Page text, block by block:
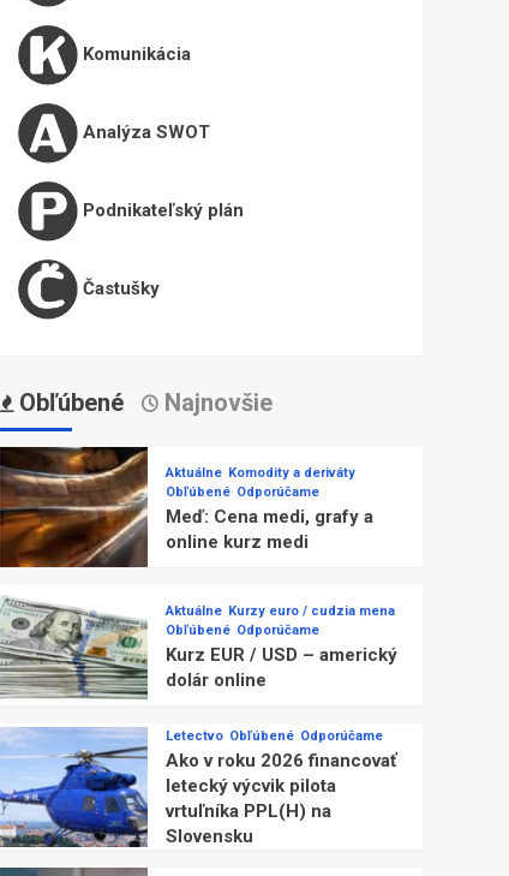
Komunikácia
Analýza SWOT
Podnikateľský plán
Častušky
Obľúbené Najnovšie
Aktuálne Komodity a deriváty
Obľúbené Odporúčame
Meď: Cena medi, grafy a
online kurz medi
Aktuálne Kurzy euro / cudzia mena
Obľúbené Odporúčame
Kurz EUR / USD – americký
dolár online
Letectvo Obľúbené Odporúčame
Ako v roku 2026 financovať
letecký výcvik pilota
vrtuľníka PPL(H) na
Slovensku